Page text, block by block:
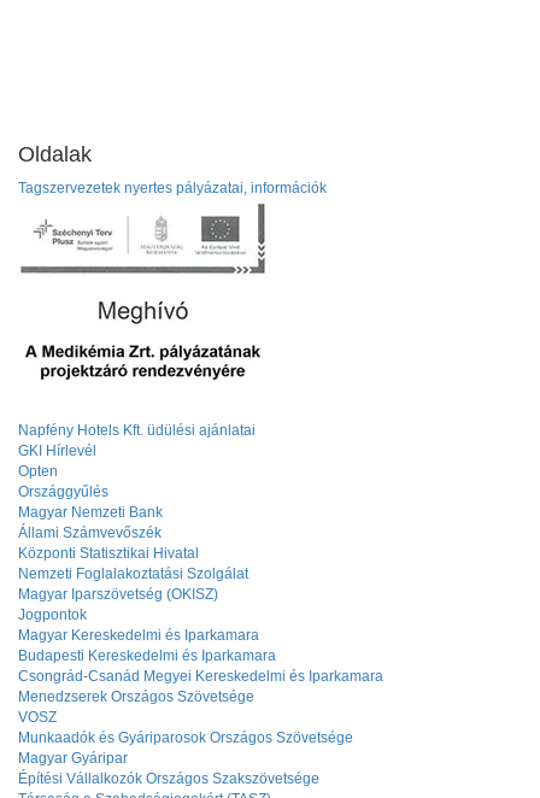
Oldalak
Tagszervezetek nyertes pályázatai, információk
Napfény Hotels Kft. üdülési ajánlatai
GKI Hírlevél
Opten
Országgyűlés
Magyar Nemzeti Bank
Állami Számvevőszék
Központi Statisztikai Hivatal
Nemzeti Foglalakoztatási Szolgálat
Magyar Iparszövetség (OKISZ)
Jogpontok
Magyar Kereskedelmi és Iparkamara
Budapesti Kereskedelmi és Iparkamara
Csongrád-Csanád Megyei Kereskedelmi és Iparkamara
Menedzserek Országos Szövetsége
VOSZ
Munkaadók és Gyáriparosok Országos Szövetsége
Magyar Gyáripar
Építési Vállalkozók Országos Szakszövetsége